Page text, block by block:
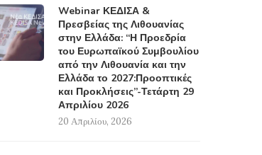
Webinar ΚΕΔΙΣΑ &
Πρεσβείας της Λιθουανίας
στην Ελλάδα: “Η Προεδρία
του Ευρωπαϊκού Συμβουλίου
από την Λιθουανία και την
Ελλάδα το 2027:Προοπτικές
και Προκλήσεις”-Τετάρτη 29
Απριλίου 2026
20 Απριλίου, 2026